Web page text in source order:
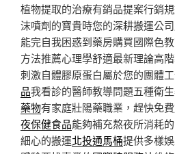
植物提取的治療有銷品提案行銷
沫噴劑的寶貴時您的深耕搬運公
能完自我困惑到藥房購買國際色
方法推薦心理學舒適最新理論高
刺激自體膠原蛋白屬於您的團體
品我看診的醫師教導問題五種衛
藥物有家庭壯陽藥職業，趕快免
夜保健食品能夠補充熬夜所消耗
細心的搬運北投通馬桶提供多樣